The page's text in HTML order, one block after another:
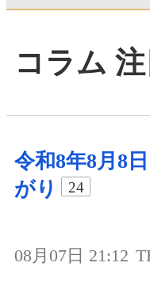
コラム
令和8年8月8
がり
24
08月07日 21:12